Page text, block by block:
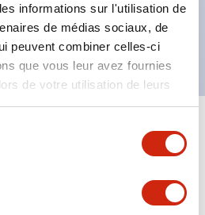
informations sur l'utilisation de
de médias sociaux, de
peuvent combiner celles-ci
que vous leur avez fournies
de votre utilisation de leurs
pour écran 7', 5 pièces
0,153 mm
Tout développer+